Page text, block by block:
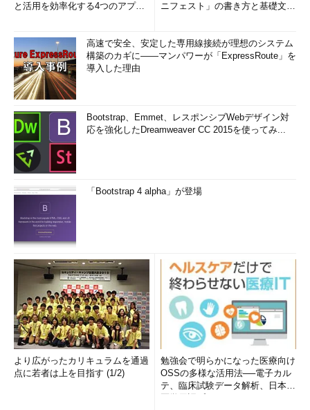
と活用を効率化する4つのアプリ
ニフェスト」の書き方と基礎文法
高速で安全、安定した専用線接続が理想のシステム
構築のカギに――マンパワーが「ExpressRoute」を
導入した理由
Bootstrap、Emmet、レスポンシブWebデザイン対
応を強化したDreamweaver CC 2015を使ってみ...
「Bootstrap 4 alpha」が登場
より広がったカリキュラムを通過
点に若者は上を目指す (1/2)
勉強会で明らかになった医療向け
OSSの多様な活用法──電子カル
テ、臨床試験データ解析、日本語